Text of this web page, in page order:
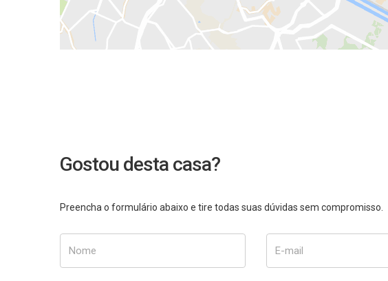
Gostou desta casa?
Preencha o formulário abaixo e tire todas suas dúvidas sem compromisso.